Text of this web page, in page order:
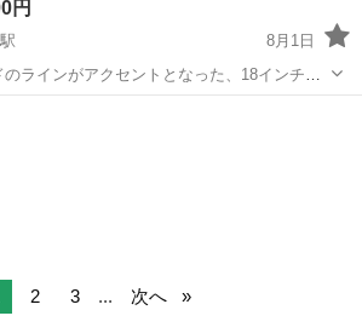
円
8月1日
ラインがアクセントとなった、18インチの
ありませんので、写
2 3 ... 次へ